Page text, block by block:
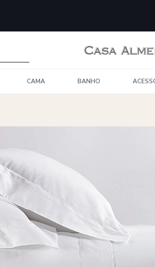
CAMA BANHO